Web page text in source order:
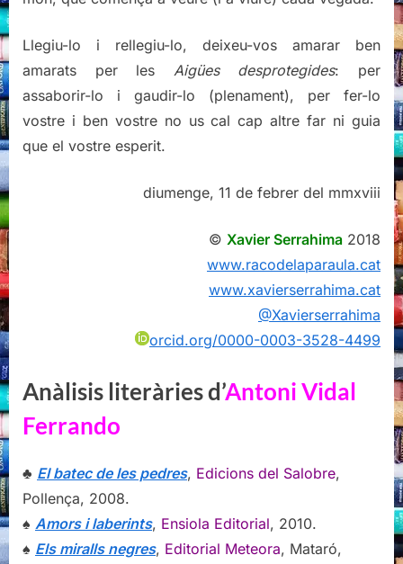
Llegiu-lo i rellegiu-lo, deixeu-vos amarar ben
amarats per les Aigües desprotegides: per
assaborir-lo i gaudir-lo (plenament), per fer-lo
vostre i ben vostre no us cal cap altre far ni guia
que el vostre esperit.
diumenge, 11 de febrer del mmxviii
© Xavier Serrahima 2018
www.racodelaparaula.cat
www.xavierserrahima.cat
@Xavierserrahima
orcid.org/0000-0003-3528-4499
Anàlisis literàries d’Antoni Vidal
Ferrando
♣ El batec de les pedres, Edicions del Salobre,
Pollença, 2008.
♠ Amors i laberints, Ensiola Editorial, 2010.
♠ Els miralls negres, Editorial Meteora, Mataró,